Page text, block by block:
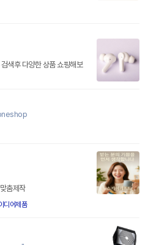
색후 다양한 상품 쇼핑해보
춤제작
디어제품